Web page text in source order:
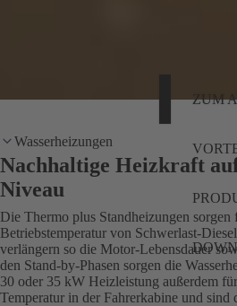
ZUM
Wasserheizungen
Nachhaltige Heizkraft
Niveau
Die Thermo plus Standheizungen sorgen
Betriebstemperatur von Schwerlast-
verlängern so die Motor-Lebensdauer
den Stand-by-Phasen sorgen die
30 oder 35 kW Heizleistung außerdem
Temperatur in der Fahrerkabine und sind